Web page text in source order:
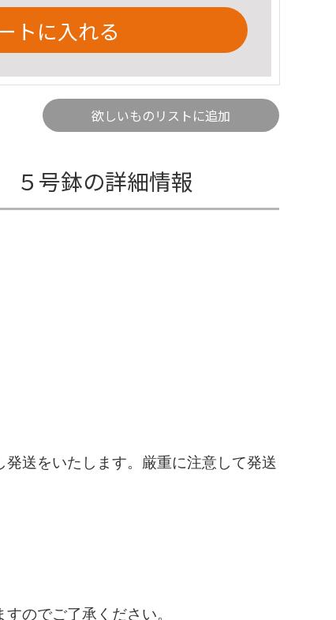
トに入れる
欲しいものリストに追加
号鉢の詳細情報
送をいたします。厳重に注意して発送
のでご了承ください。